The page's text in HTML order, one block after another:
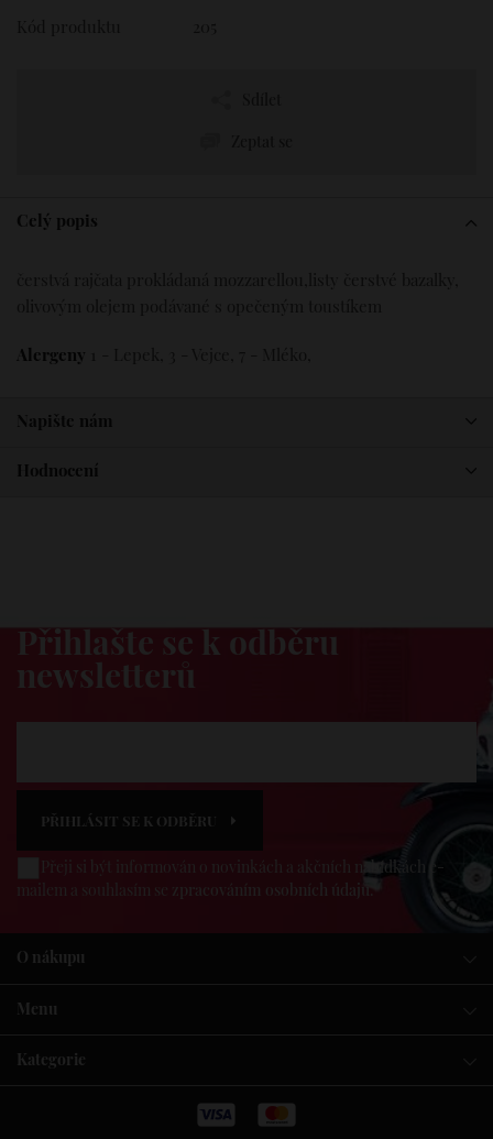
Celý popis
Alergeny
Napište nám
Hodnocení
Přihlašte se k odběru
newsletterů
PŘIHLÁSIT SE K ODBĚRU
Přeji si být informován o novinkách a akčních nabídkách e-
mailem a souhlasím se zpracováním osobních údajů .
O nákupu
Menu
Kategorie